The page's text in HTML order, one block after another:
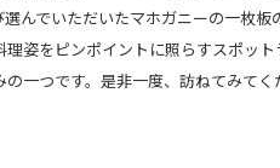
んでいただいたマホガニーの一枚
姿をピンポイントに照らすスポッ
一つです。是非一度、訪ねてみてく